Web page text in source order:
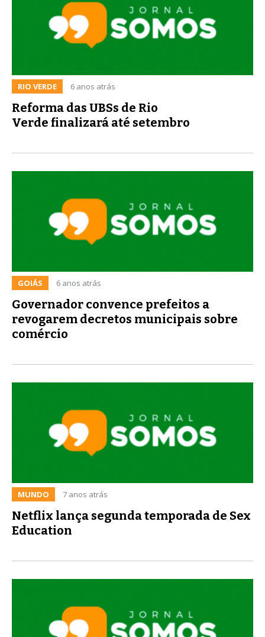
RIO VERDE 6 anos atrás
Reforma das UBSs de Rio
Verde finalizará até setembro
GOIÁS 6 anos atrás
Governador convence prefeitos a
revogarem decretos municipais sobre
comércio
MUNDO 7 anos atrás
Netflix lança segunda temporada de Sex
Education